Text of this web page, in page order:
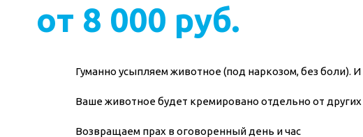
от 8 000 руб.
Гуманно усыпляем животное (под наркозом, без боли).
Ваше животное будет кремировано отдельно от
Возвращаем прах в оговоренный день и час